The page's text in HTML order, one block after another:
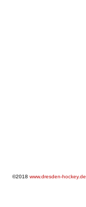
©2018 www.dresden-hockey.de